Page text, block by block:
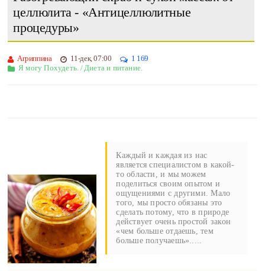
целлюлита - «Антицеллюлитные
процедуры»
Агриппина 11-дек, 07:00
1 169
Я могу Похудеть. /Диета и питание.
Каждый и каждая из нас
является специалистом в какой-
то области, и мы можем
поделиться своим опытом и
ощущениями с другими. Мало
того, мы просто обязаны это
сделать потому, что в природе
действует очень простой закон
«чем больше отдаешь, тем
больше получаешь».....